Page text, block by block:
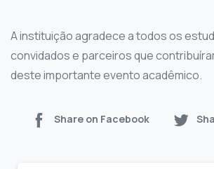
A instituição agradece a todos os
convidados e parceiros que
deste importante evento acadêmico.
Share on Facebook